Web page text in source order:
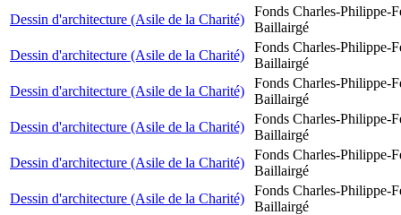
Dessin d'architecture (Asile de la Charité)
Fonds Charles-Philippe-
Baillairgé
Dessin d'architecture (Asile de la Charité)
Fonds Charles-Philippe-
Baillairgé
Dessin d'architecture (Asile de la Charité)
Fonds Charles-Philippe-
Baillairgé
Dessin d'architecture (Asile de la Charité)
Fonds Charles-Philippe-
Baillairgé
Dessin d'architecture (Asile de la Charité)
Fonds Charles-Philippe-
Baillairgé
Dessin d'architecture (Asile de la Charité)
Fonds Charles-Philippe-
Baillairgé